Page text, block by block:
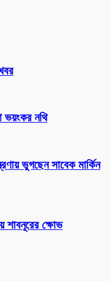
ভয়ংকর নথি
ভুগছেন সাবেক মার্কিন
শাবনূরের ক্ষোভ